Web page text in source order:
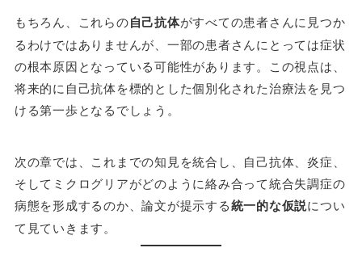
もちろん、これらの自己抗体がすべての患者さんに見つか
るわけではありませんが、一部の患者さんにとっては症状
の根本原因となっている可能性があります。この視点は、
将来的に自己抗体を標的とした個別化された治療法を見つ
ける第一歩となるでしょう。
次の章では、これまでの知見を統合し、自己抗体、炎症、
そしてミクログリアがどのように絡み合って統合失調症の
病態を形成するのか、論文が提示する統一的な仮説につい
て見ていきます。